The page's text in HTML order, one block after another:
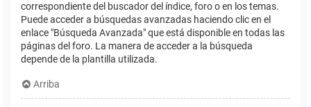
correspondiente del buscador del índice, foro o en los temas.
Puede acceder a búsquedas avanzadas haciendo clic en el
enlace "Búsqueda Avanzada" que está disponible en todas las
páginas del foro. La manera de acceder a la búsqueda
depende de la plantilla utilizada.
Arriba